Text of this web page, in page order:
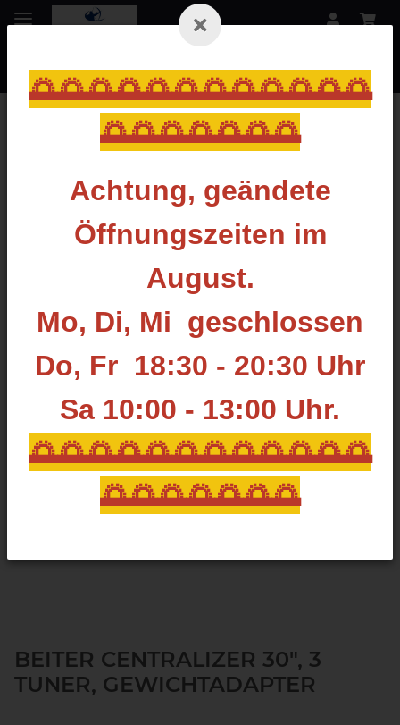
🌅🌅🌅🌅🌅🌅🌅🌅🌅🌅🌅🌅
🌅🌅🌅🌅🌅🌅🌅
Achtung, geändete
Öffnungszeiten im
August.
Mo, Di, Mi geschlossen
Do, Fr 18:30 - 20:30 Uhr
Sa 10:00 - 13:00 Uhr.
🌅🌅🌅🌅🌅🌅🌅🌅🌅🌅🌅🌅
🌅🌅🌅🌅🌅🌅🌅
Zurück zur Liste Stabilizer lang
BEITER CENTRALIZER 30", 3
TUNER, GEWICHTADAPTER